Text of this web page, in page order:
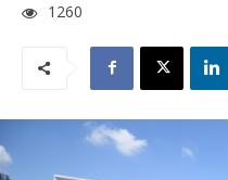
1260